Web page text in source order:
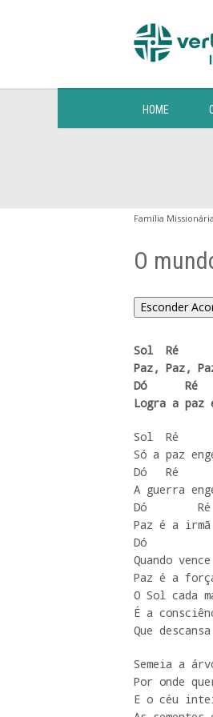
HOME
Família
O
Esconder
Sol  Ré
Paz, Paz,
Dó
Logra a
Sol  Ré
Só a paz
Dó   Ré
A guerra
Dó
Paz é a irmã
Dó
Quando
Paz é a
O Sol cada
É a
Que
Semeia a
Por onde
E o céu